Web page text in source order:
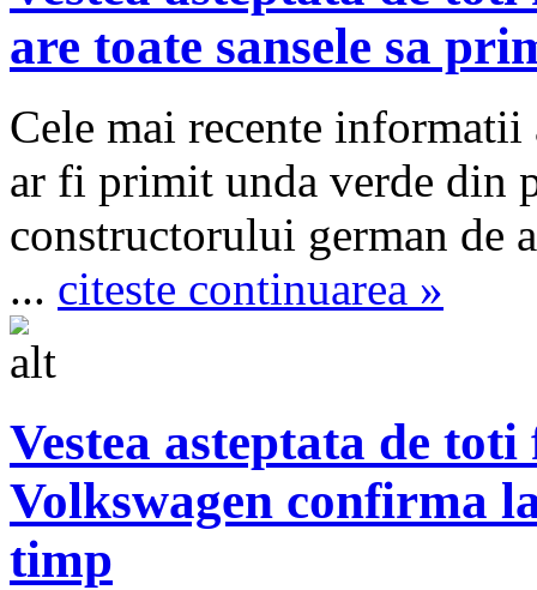
are toate sansele sa
Cele mai recente
ar fi primit unda verde din
constructorului german de
... citeste continuarea »
Vestea asteptata de
Volkswagen confirma
timp